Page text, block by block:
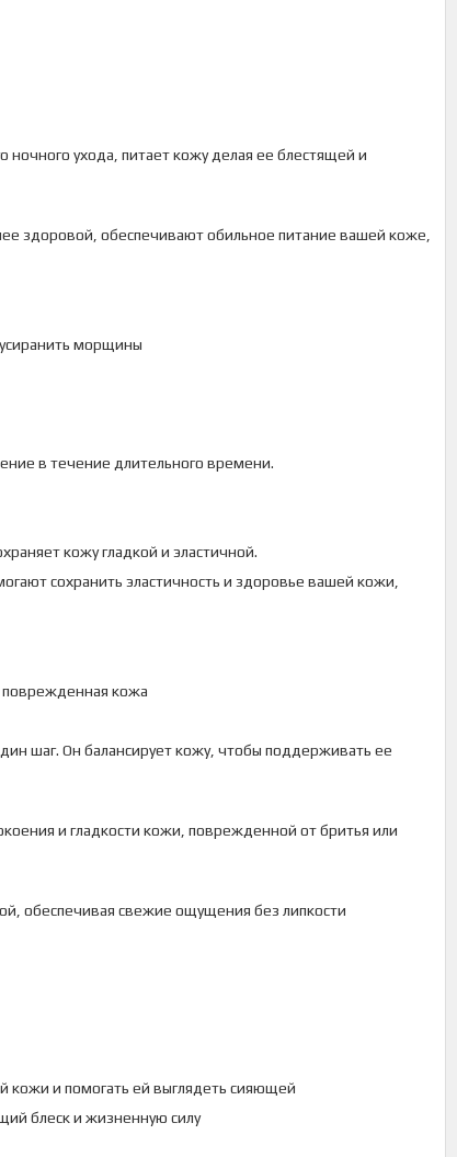
ухода, питает кожу делая ее блестящей и
здоровой, обеспечивают обильное питание вашей коже,
усиранить морщины
в течение длительного времени.
кожу гладкой и эластичной.
сохранить эластичность и здоровье вашей кожи,
поврежденная кожа
шаг. Он балансирует кожу, чтобы поддерживать ее
и гладкости кожи, поврежденной от бритья или
обеспечивая свежие ощущения без липкости
кожи и помогать ей выглядеть сияющей
блеск и жизненную силу